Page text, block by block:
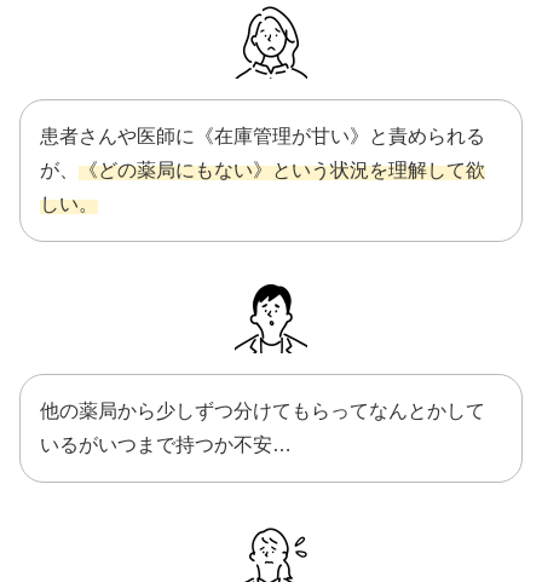
患者さんや医師に《在庫管理が甘い》と責められる
が、 《どの薬局にもない》という状況を理解して欲
しい。
他の薬局から少しずつ分けてもらってなんとかして
いるがいつまで持つか不安…